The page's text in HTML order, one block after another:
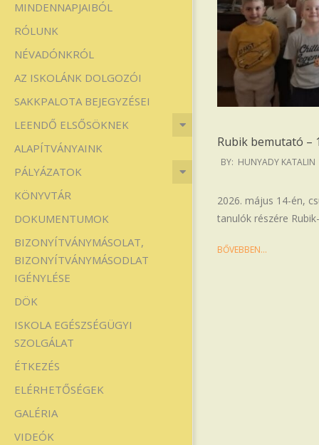
Iskola
MINDENNAPJAIBÓL
RÓLUNK
NÉVADÓNKRÓL
AZ ISKOLÁNK DOLGOZÓI
SAKKPALOTA BEJEGYZÉSEI
LEENDŐ ELSŐSÖKNEK
ALAPÍTVÁNYAINK
PÁLYÁZATOK
KÖNYVTÁR
DOKUMENTUMOK
BIZONYÍTVÁNYMÁSOLAT,
BIZONYÍTVÁNYMÁSODLAT
IGÉNYLÉSE
DÖK
ISKOLA EGÉSZSÉGÜGYI
SZOLGÁLAT
ÉTKEZÉS
ELÉRHETŐSÉGEK
GALÉRIA
VIDEÓK
Rubik bemutató –
2026-
BY: HUNYADY KATALIN
2026. május 14-én,
tanulók részére
BŐVEBBEN…